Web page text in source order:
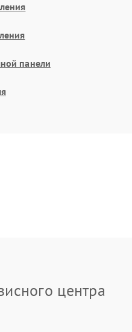
панели
центра